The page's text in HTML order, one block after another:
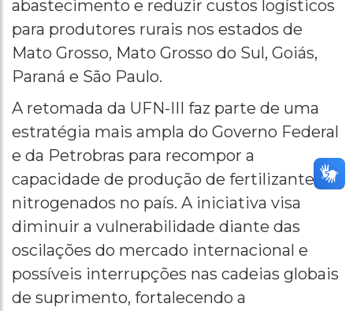
abastecimento e reduzir custos logísticos
para produtores rurais nos estados de
Mato Grosso, Mato Grosso do Sul, Goiás,
Paraná e São Paulo.
A retomada da UFN-III faz parte de uma
estratégia mais ampla do Governo Federal
e da Petrobras para recompor a
capacidade de produção de fertilizantes
nitrogenados no país. A iniciativa visa
diminuir a vulnerabilidade diante das
oscilações do mercado internacional e
possíveis interrupções nas cadeias globais
de suprimento, fortalecendo a